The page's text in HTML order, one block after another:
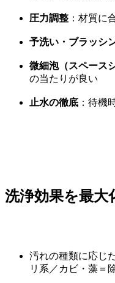
圧力調整 ：材質に
予洗い・ブラッシ
微細泡（スペース
の当たりが良い
止水の徹底 ：待機
洗浄効果を最大
汚れの種類に応じ
リ系／カビ・藻＝